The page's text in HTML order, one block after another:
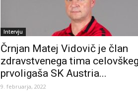
Intervju
Črnjan Matej Vidovič je član
zdravstvenega tima
prvoligaša SK Austria...
9. februarja, 2022